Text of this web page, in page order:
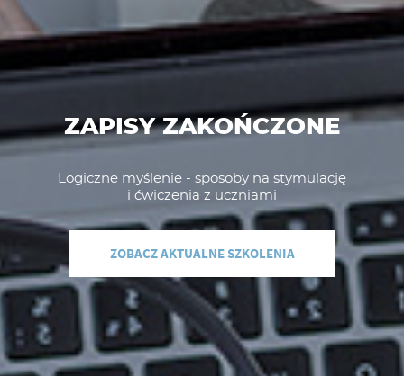
ZAPISY ZAKOŃCZONE
Logiczne myślenie - sposoby na stymulację
i ćwiczenia z uczniami
ZOBACZ AKTUALNE SZKOLENIA